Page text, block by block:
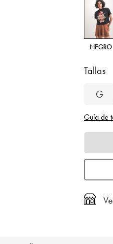
NEGRO
Tallas
G
Guía de